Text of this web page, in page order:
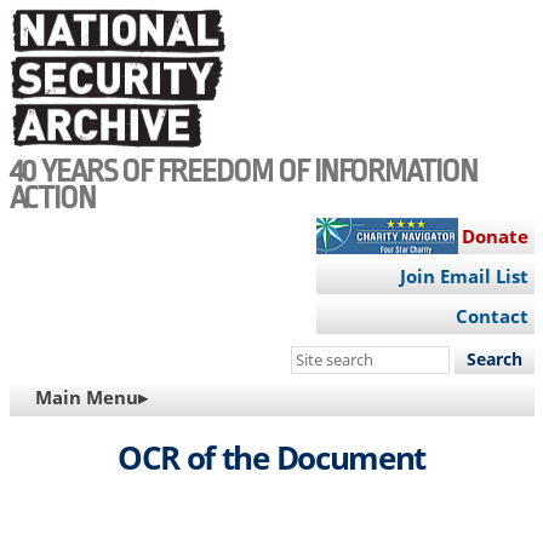
Skip
to
main
content
40 YEARS OF FREEDOM OF INFORMATION
ACTION
Donate
Join Email List
Contact
Search
site
MAIN
NAVIGATION
Main Menu▸
OCR of the Document